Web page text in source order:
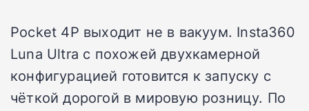
Pocket 4P выходит не в вакуум. Insta360
Luna Ultra с похожей двухкамерной
конфигурацией готовится к запуску с
чёткой дорогой в мировую розницу. По